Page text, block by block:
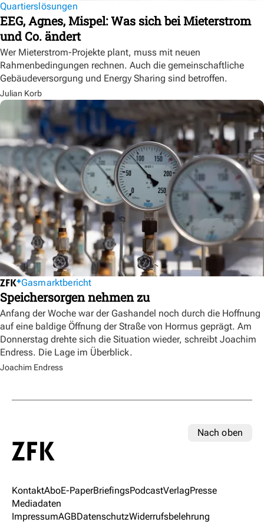
Quartierslösungen
EEG, Agnes, Mispel: Was sich bei Mieterstrom
und Co. ändert
Wer Mieterstrom-Projekte plant, muss mit neuen
Rahmenbedingungen rechnen. Auch die gemeinschaftliche
Gebäudeversorgung und Energy Sharing sind betroffen.
Julian Korb
Gasmarktbericht
Speichersorgen nehmen zu
Anfang der Woche war der Gashandel noch durch die Hoffnung
auf eine baldige Öffnung der Straße von Hormus geprägt. Am
Donnerstag drehte sich die Situation wieder, schreibt Joachim
Endress. Die Lage im Überblick.
Joachim Endress
Nach oben
KontaktAboE-PaperBriefingsPodcastVerlagPresse
Mediadaten
ImpressumAGBDatenschutzWiderrufsbelehrung